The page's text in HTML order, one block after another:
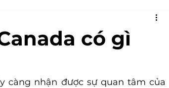
EB3 Mỹ
có gì
càng nhận được sự quan tâm của